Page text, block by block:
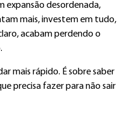
expansão desordenada,
mais, investem em tudo,
acabam perdendo o
mais rápido. É sobre saber
precisa fazer para não sair